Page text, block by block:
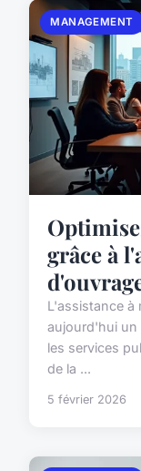
MANAGEMENT
grâce à
L'assistance à
aujourd'hui un
les services
de la ...
5 février 2026